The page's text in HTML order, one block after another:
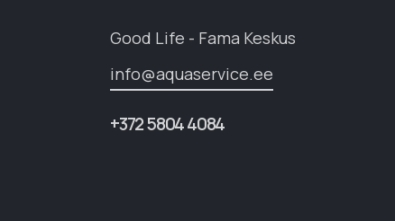
Good Life - Fama Keskus
info@aquaservice.ee
+372 5804 4084